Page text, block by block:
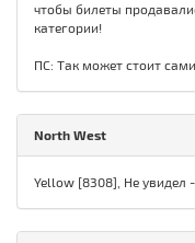
чтобы билеты
категории!
ПС: Так может стоит
North West
Yellow [8308], Не